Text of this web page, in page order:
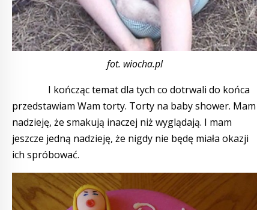
fot. wiocha.pl
I kończąc temat dla tych co dotrwali do końca
przedstawiam Wam torty. Torty na baby shower. Mam
nadzieję, że smakują inaczej niż wyglądają. I mam
jeszcze jedną nadzieję, że nigdy nie będę miała okazji
ich spróbować.